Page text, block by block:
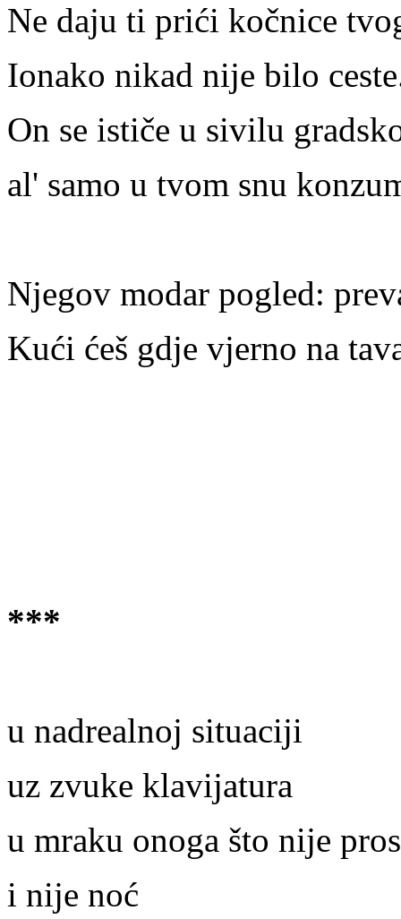
Ne daju ti prići kočnice
Ionako nikad nije bilo
On se ističe u sivilu
al' samo u tvom snu
Njegov modar pogled:
Kući ćeš gdje vjerno na
***
u nadrealnoj situaciji
uz zvuke klavijatura
u mraku onoga što nije
i nije noć